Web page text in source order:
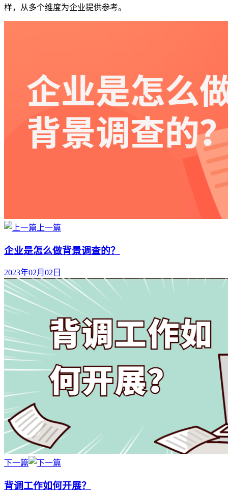
样，从多个维度为企业提供参考。
上一篇
企业是怎么做背景调查的？
2023年02月02日
下一篇
背调工作如何开展？